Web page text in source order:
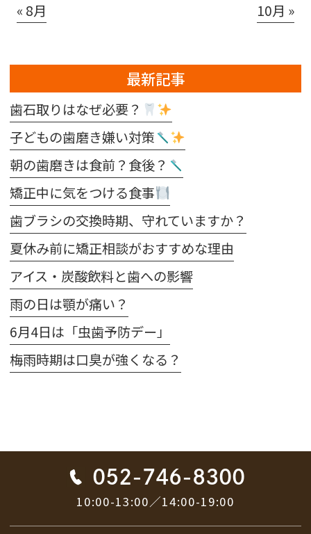
« 8月 10月 »
最新記事
歯石取りはなぜ必要？
子どもの歯磨き嫌い対策
朝の歯磨きは食前？食後？
矯正中に気をつける食事
歯ブラシの交換時期、守れていますか？
夏休み前に矯正相談がおすすめな理由
アイス・炭酸飲料と歯への影響
雨の日は顎が痛い？
6月4日は「虫歯予防デー」
梅雨時期は口臭が強くなる？
052-746-8300
10:00-13:00／14:00-19:00